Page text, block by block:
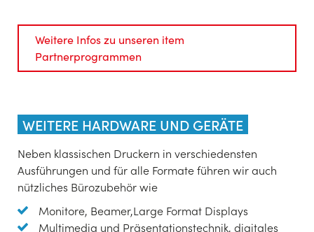
Weitere Infos zu unseren item
Partnerprogrammen
WEITERE HARDWARE UND GERÄTE
Neben klassischen Druckern in verschiedensten
Ausführungen und für alle Formate führen wir auch
nützliches Bürozubehör wie
Monitore, Beamer,Large Format Displays
Multimedia und Präsentationstechnik, digitales